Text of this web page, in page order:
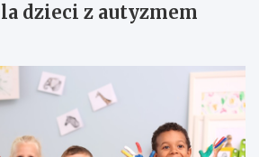
dzieci z autyzmem